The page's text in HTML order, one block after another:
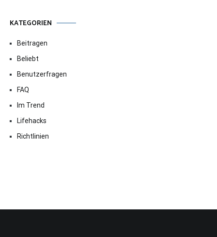
KATEGORIEN
Beitragen
Beliebt
Benutzerfragen
FAQ
Im Trend
Lifehacks
Richtlinien